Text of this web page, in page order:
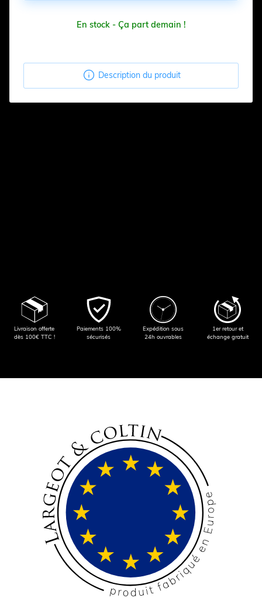
En stock - Ça part demain !
 Description du produit
Livraison offerte
dès 100€ TTC !
Paiements 100%
sécurisés
Expédition sous
24h ouvrables
1er retour et
échange gratuit